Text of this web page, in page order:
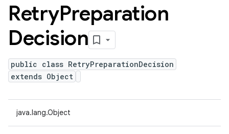
RetryPreparation
Decision
public class RetryPreparationDecision
extends Object
java.lang.Object